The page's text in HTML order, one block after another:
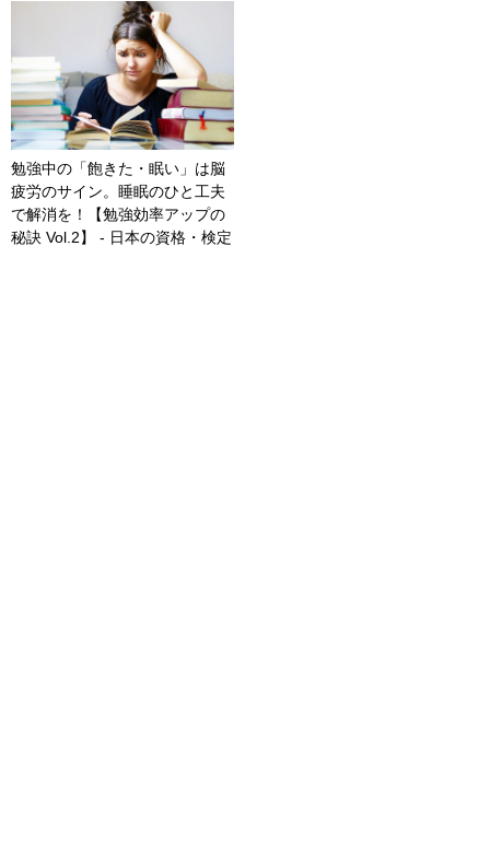
勉強中の「飽きた・眠い」は脳
疲労のサイン。睡眠のひと工夫
で解消を！【勉強効率アップの
秘訣 Vol.2】 - 日本の資格・検定